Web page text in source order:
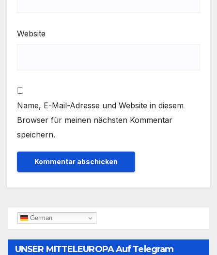
Website
Name, E-Mail-Adresse und Website in diesem
Browser für meinen nächsten Kommentar
speichern.
German
UNSER MITTELEUROPA Auf Telegram